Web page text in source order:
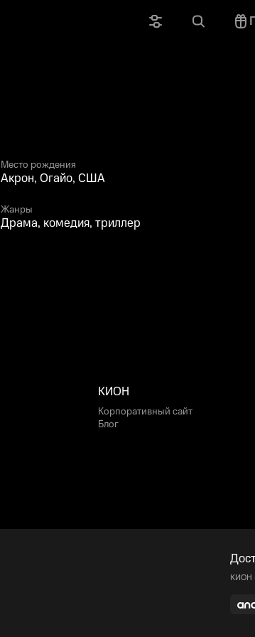
Место рождения
Акрон, Огайо, США
Жанры
Драма, комедия, триллер
КИОН
Корпоративный сайт
Блог
КИОН